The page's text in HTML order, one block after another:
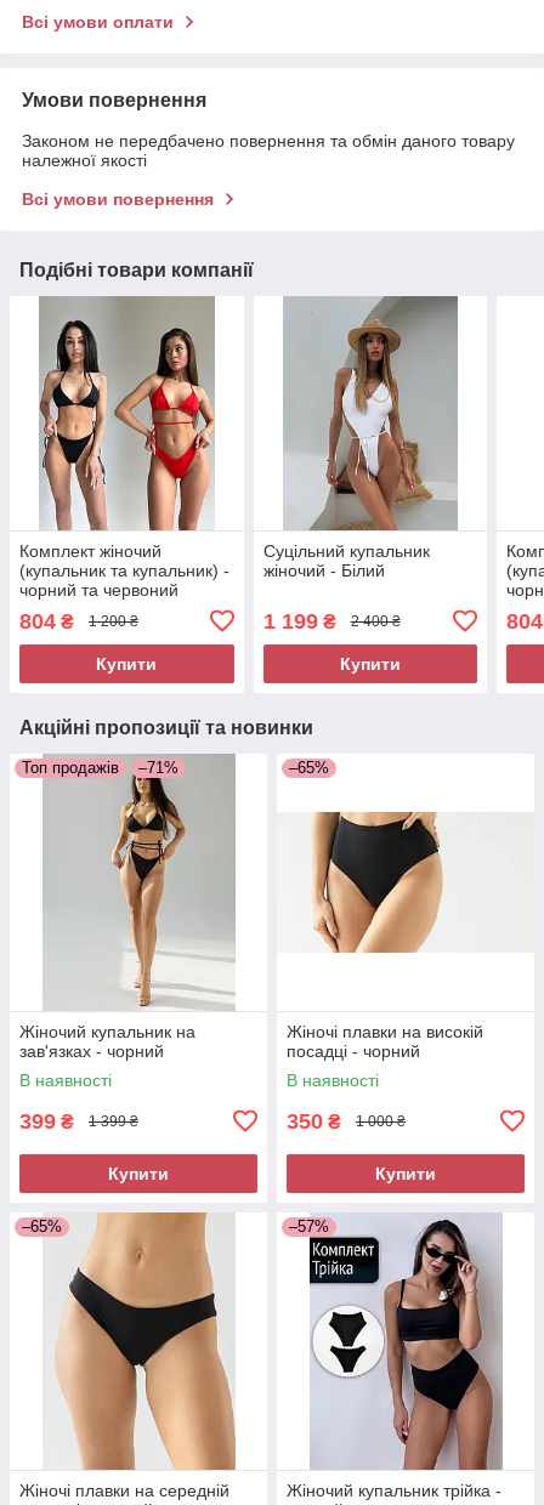
Всі умови оплати
Умови повернення
Законом не передбачено повернення та обмін даного товару
належної якості
Всі умови повернення
Подібні товари компанії
Комплект жіночий
(купальник та купальник) -
чорний та червоний
804 ₴ 1 200 ₴
Купити
Суцільний купальник
жіночий - Білий
1 199₴ 2 400 ₴
Купити
804
Акційні пропозиції та новинки
Топ продажів –71%
Жіночий купальник на
зав'язках - чорний
В наявності
399 ₴ 1 399 ₴
Купити
–65%
Жіночі плавки на високій
посадці - чорний
В наявності
350 ₴ 1 000 ₴
Купити
–65%
Жіночі плавки на середній
–57%
Жіночий купальник трійка -